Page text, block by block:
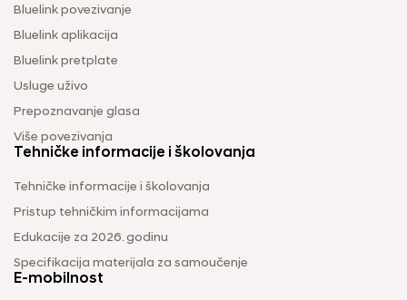
Bluelink povezivanje
Bluelink aplikacija
Bluelink pretplate
Usluge uživo
Prepoznavanje glasa
Više povezivanja
Tehničke informacije i školovanja
Tehničke informacije i školovanja
Pristup tehničkim informacijama
Edukacije za 2026. godinu
Specifikacija materijala za samoučenje
E-mobilnost